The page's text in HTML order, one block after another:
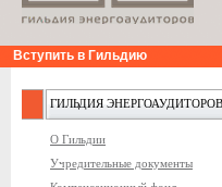
Вступить в Гильдию
ГИЛЬДИЯ ЭНЕРГОАУДИТОРОВ
О Гильдии
Учредительные документы